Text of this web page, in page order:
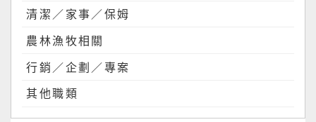
清潔／家事／保姆
農林漁牧相關
行銷／企劃／專案
其他職類